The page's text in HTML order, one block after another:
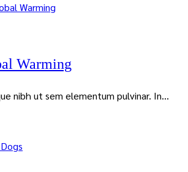
Warming
nibh ut sem elementum pulvinar. In...